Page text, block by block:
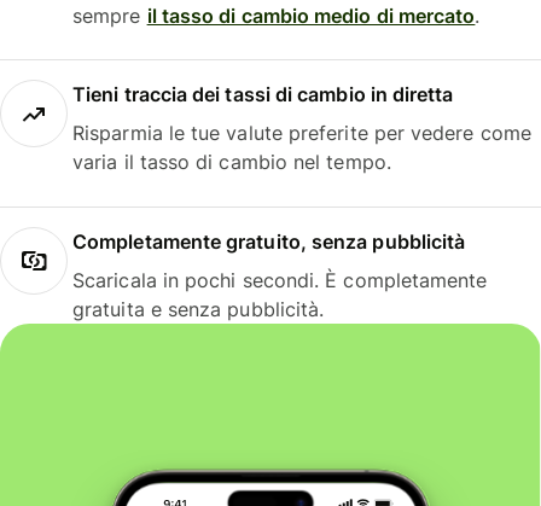
sempre il tasso di cambio medio di mercato.
Tieni traccia dei tassi di cambio in diretta
Risparmia le tue valute preferite per vedere come
varia il tasso di cambio nel tempo.
Completamente gratuito, senza pubblicità
Scaricala in pochi secondi. È completamente
gratuita e senza pubblicità.